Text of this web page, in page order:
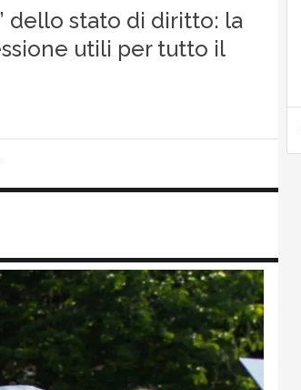
dello stato di diritto: la
utili per tutto il